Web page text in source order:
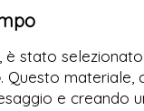
stato
. Questo materiale,
e creando